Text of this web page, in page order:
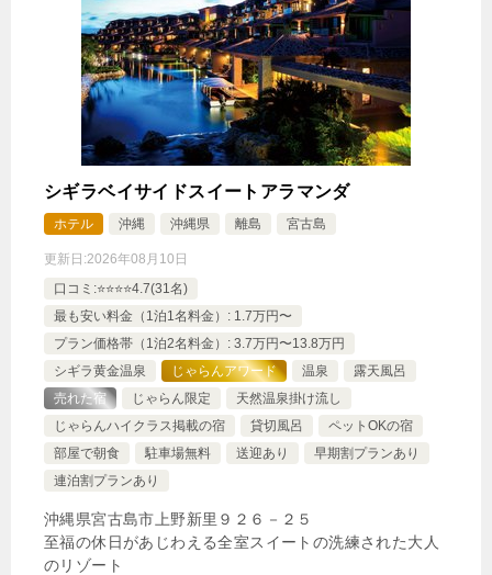
ーム＜ラウンジアクセス付＞
じゃらんで確認する
【早期割90】90日前予約早取りプラン＜事前決済限
定＞/朝食付
ツイン 🍴朝食 IN15:00- OUT -11:00
エグゼクティブサンライズルーム＜ラウンジアクセ
ス付＞
1泊大人1名合計（税込）
【選べるお部屋と価格】
シギラベイサイドスイートアラマンダ
ホテル 沖縄 沖縄県 離島 宮古島
更新日:2026年08月10日
口コミ:⭐️⭐️⭐️⭐️4.7(31名)
最も安い料金（1泊1名料金）: 1.7万円〜
プラン価格帯（1泊2名料金）: 3.7万円〜13.8万円
シギラ黄金温泉
じゃらんアワード 温泉
露天風呂
売れた宿
じゃらん限定
天然温泉掛け流し
じゃらんハイクラス掲載の宿
貸切風呂
ペットOKの宿
部屋で朝食
駐車場無料 送迎あり
早期割プランあり
連泊割プランあり
沖縄県宮古島市上野新里９２６－２５
至福の休日があじわえる全室スイートの洗練された大人
のリゾート